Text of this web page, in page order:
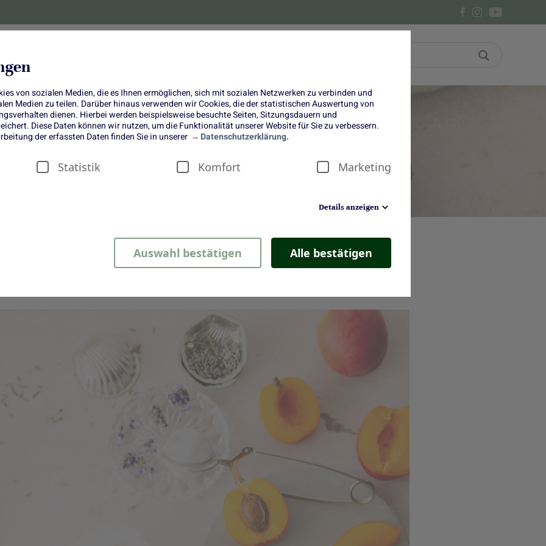
von sozialen Medien, die es Ihnen ermöglichen, sich mit sozialen Netzwerken zu verbinden und
Medien zu teilen. Darüber hinaus verwenden wir Cookies, die der statistischen Auswertung von
dienen. Hierbei werden beispielsweise besuchte Seiten, Sitzungsdauern und
Diese Daten können wir nutzen, um die Funktionalität unserer Website für Sie zu verbessern.
der erfassten Daten finden Sie in unserer
Datenschutzerklärung.
Statistik Komfort Marketing
Details anzeigen
Auswahl bestätigen Alle bestätigen
Schmand-Tarte mit Lavendel und
Aprikosen